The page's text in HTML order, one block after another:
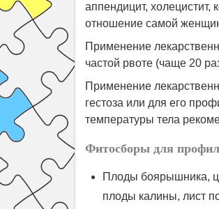
аппендицит,
отношение самой
Применение
частой рвоте (чаще 20
Применение
гестоза или для его
температуры тела
Фитосборы для
Плоды боярышника,
плоды калины, лист